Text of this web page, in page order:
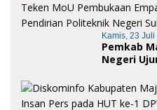
Kamis, 23 Juli
Pemkab
Negeri
Jadi
Negeri